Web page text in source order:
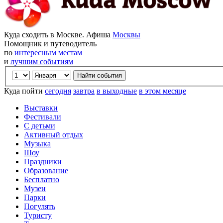
Куда сходить в Москве. Афиша Москвы
Помощник и путеводитель
по интересным местам
и лучшим событиям
Куда пойти сегодня завтра в выходные в этом месяце
Выставки
Фестивали
С детьми
Активный отдых
Музыка
Шоу
Праздники
Образование
Бесплатно
Музеи
Парки
Погулять
Туристу